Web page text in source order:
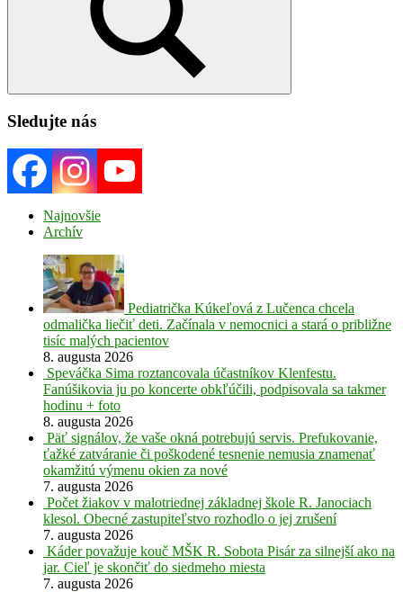
Search
Sledujte nás
Najnovšie
Archív
Pediatrička Kúkeľová z Lučenca chcela
odmalička liečiť deti. Začínala v nemocnici a stará o približne
tisíc malých pacientov
8. augusta 2026
Speváčka Sima roztancovala účastníkov Klenfestu.
Fanúšikovia ju po koncerte obkľúčili, podpisovala sa takmer
hodinu + foto
8. augusta 2026
Päť signálov, že vaše okná potrebujú servis. Prefukovanie,
ťažké zatváranie či poškodené tesnenie nemusia znamenať
okamžitú výmenu okien za nové
7. augusta 2026
Počet žiakov v malotriednej základnej škole R. Janociach
klesol. Obecné zastupiteľstvo rozhodlo o jej zrušení
7. augusta 2026
Káder považuje kouč MŠK R. Sobota Pisár za silnejší ako na
jar. Cieľ je skončiť do siedmeho miesta
7. augusta 2026